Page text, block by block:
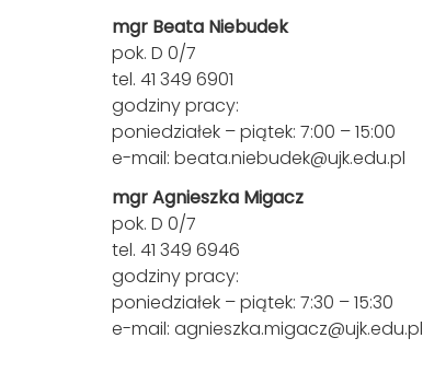
mgr Beata Niebudek
pok. D 0/7
tel. 41 349 6901
godziny pracy:
poniedziałek – piątek: 7:00 – 15:00
e-mail: beata.niebudek@ujk.edu.pl
mgr Agnieszka Migacz
pok. D 0/7
tel. 41 349 6946
godziny pracy:
poniedziałek – piątek: 7:30 – 15:30
e-mail: agnieszka.migacz@ujk.edu.pl